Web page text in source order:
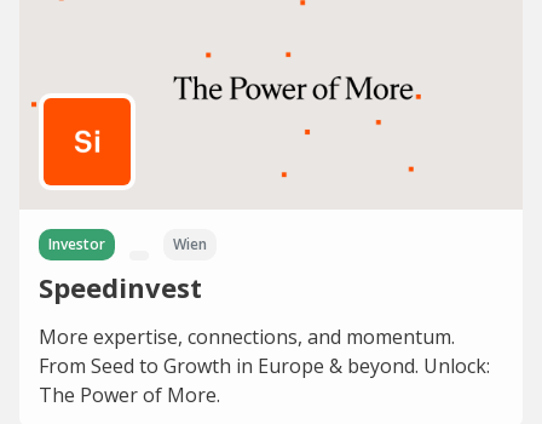
Investor Wien
Speedinvest
More expertise, connections, and momentum.
From Seed to Growth in Europe & beyond. Unlock:
The Power of More.